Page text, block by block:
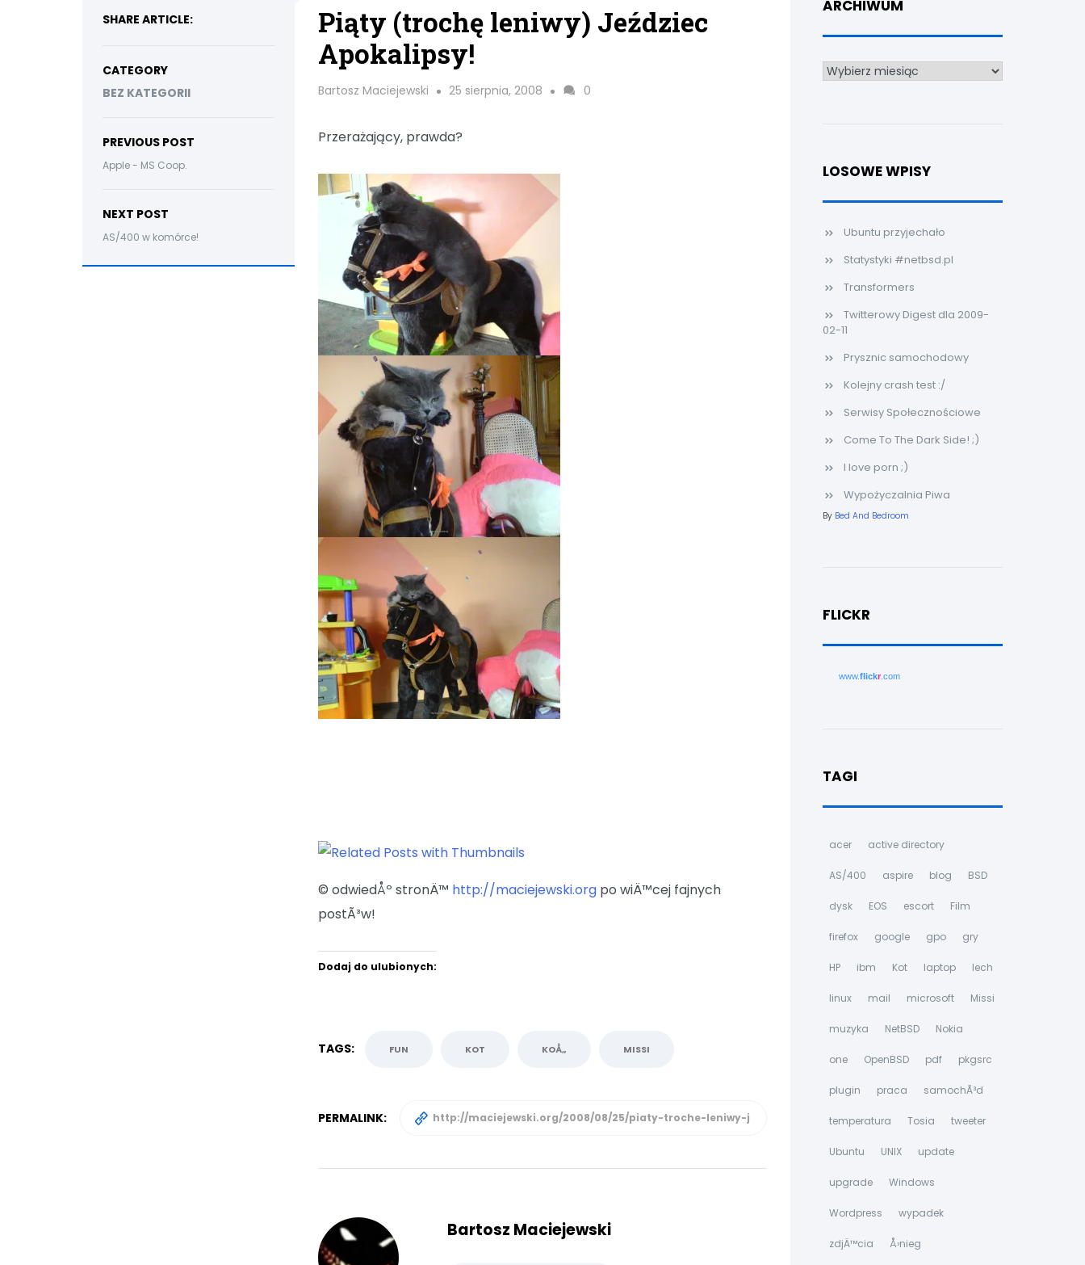
SHARE ARTICLE:
CATEGORY
BEZ KATEGORII
PREVIOUS POST
Apple - MS Coop.
NEXT POST
AS/400 w komórce!
Piąty (trochę leniwy) Jeździec
Apokalipsy!
Bartosz Maciejewski 25 sierpnia, 2008 0
Przerażający, prawda?
© odwiedÅº stronÄ™ http://maciejewski.org po wiÄ™cej fajnych
postÃ³w!
Dodaj do ulubionych:
TAGS: FUN KOT KOÅ„ MISSI
PERMALINK:
Bartosz Maciejewski
ARCHIWUM
Archiwum
LOSOWE WPISY
Ubuntu przyjechało
Statystyki #netbsd.pl
Transformers
Twitterowy Digest dla 2009-
02-11
Prysznic samochodowy
Kolejny crash test :/
Serwisy Społecznościowe
Come To The Dark Side! ;)
I love porn ;)
Wypożyczalnia Piwa
By Bed And Bedroom
FLICKR
www.flickr .com
TAGI
acer active directory
AS/400 aspire blog BSD
dysk EOS escort Film
firefox google gpo gry
HP ibm Kot laptop lech
linux mail microsoft Missi
muzyka NetBSD Nokia
one OpenBSD pdf pkgsrc
plugin praca samochÃ³d
temperatura Tosia tweeter
Ubuntu UNIX update
upgrade Windows
Wordpress wypadek
zdjÄ™cia Å›nieg